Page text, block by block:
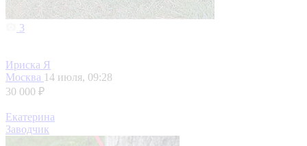
3
Ириска Я
Москва 14 июля, 09:28
30 000 ₽
Екатерина
Заводчик